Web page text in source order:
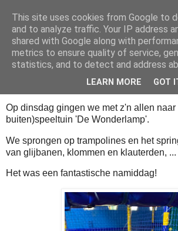
Klasblog van juf
zaterdag 7 mei 2022
De Wonderlamp
Op dinsdag gingen we met z'n allen
buiten)speeltuin 'De Wonderlamp'.
We sprongen op trampolines en het
van glijbanen, klommen en klauterden, ...
Het was een fantastische namiddag!
This site uses cookies from Google to
and to analyze traffic. Your IP address
shared with Google along with
metrics to ensure quality of service,
statistics, and to detect and address
LEARN MORE GOT